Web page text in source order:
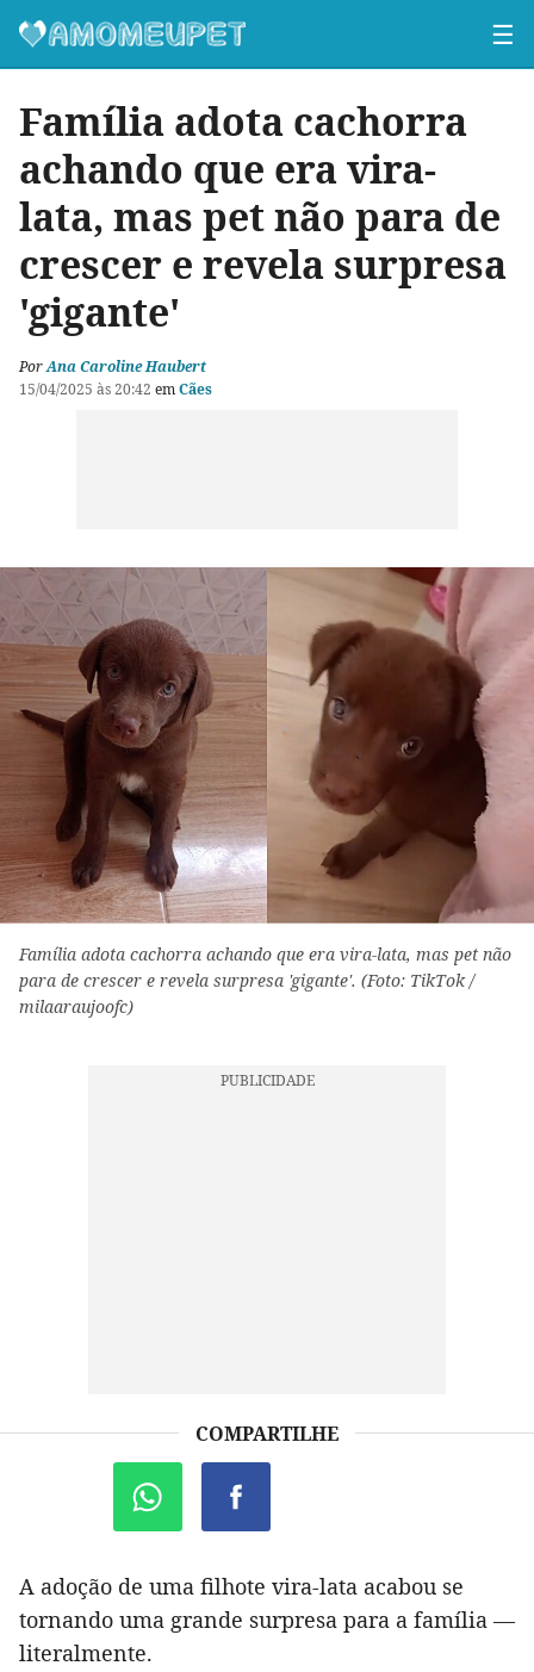
☰
Família adota cachorra
achando que era vira-
lata, mas pet não para de
crescer e revela surpresa
'gigante'
PorAna Caroline Haubert
15/04/2025 às 20:42 emCães
Família adota cachorra achando que era vira-lata, mas pet não
para de crescer e revela surpresa 'gigante'. (Foto: TikTok /
milaaraujoofc)
COMPARTILHE
A adoção de uma filhote vira-lata acabou se
tornando uma grande surpresa para a família —
literalmente.